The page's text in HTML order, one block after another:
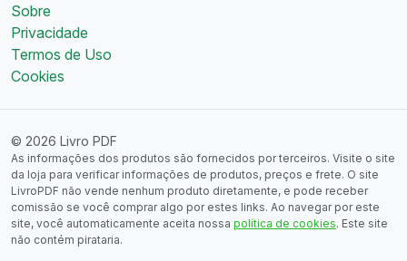
Sobre
Privacidade
Termos de Uso
Cookies
© 2026 Livro PDF
As informações dos produtos são fornecidos por terceiros. Visite o site
da loja para verificar informações de produtos, preços e frete. O site
LivroPDF não vende nenhum produto diretamente, e pode receber
comissão se você comprar algo por estes links. Ao navegar por este
site, você automaticamente aceita nossa política de cookies. Este site
não contém pirataria.